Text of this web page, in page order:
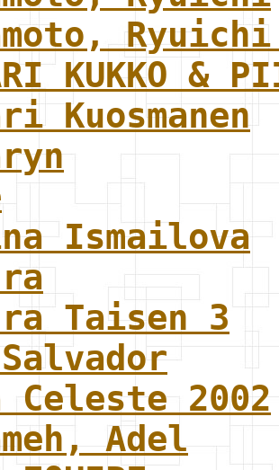
KUKKO &
Kuosmanen
Ismailova
Taisen 3
Celeste 2002
Adel